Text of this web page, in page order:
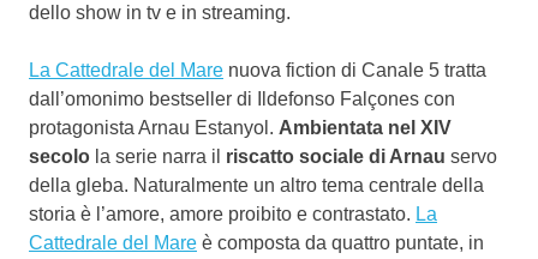
dello show in tv e in streaming.
La Cattedrale del Mare nuova fiction di Canale 5 tratta
dall’omonimo bestseller di Ildefonso Falçones con
protagonista Arnau Estanyol. Ambientata nel XIV
secolo la serie narra il riscatto sociale di Arnau servo
della gleba. Naturalmente un altro tema centrale della
storia è l’amore, amore proibito e contrastato. La
Cattedrale del Mare è composta da quattro puntate, in